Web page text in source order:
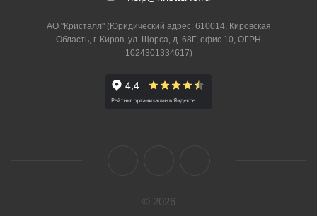
АО "Кристалл" (Юридический адрес: 610014, Кировская
Область, г. Киров, ул. Щорса, д. 68Г, офис 10, ОГРН
1024301334617)
© 2026